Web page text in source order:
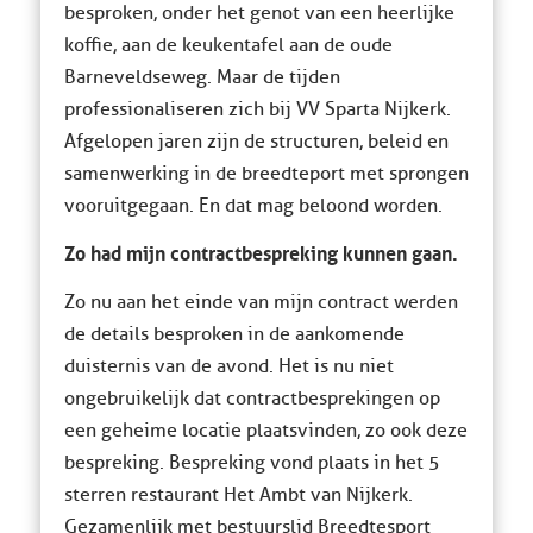
besproken, onder het genot van een heerlijke
koffie, aan de keukentafel aan de oude
Barneveldseweg. Maar de tijden
professionaliseren zich bij VV Sparta Nijkerk.
Afgelopen jaren zijn de structuren, beleid en
samenwerking in de breedteport met sprongen
vooruitgegaan. En dat mag beloond worden.
Zo had mijn contractbespreking kunnen gaan.
Zo nu aan het einde van mijn contract werden
de details besproken in de aankomende
duisternis van de avond. Het is nu niet
ongebruikelijk dat contractbesprekingen op
een geheime locatie plaatsvinden, zo ook deze
bespreking. Bespreking vond plaats in het 5
sterren restaurant Het Ambt van Nijkerk.
Gezamenlijk met bestuurslid Breedtesport